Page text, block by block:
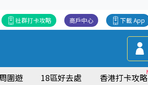
下載 App
商戶中心
社群打卡攻略
圍遊 18區好去處 香港打卡攻略